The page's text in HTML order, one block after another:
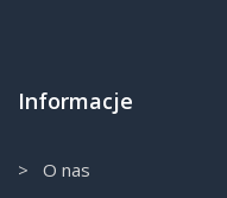
Informacje
> O nas